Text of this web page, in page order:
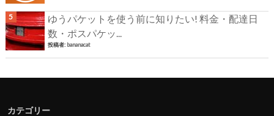
ゆうパケットを使う前に知りたい! 料金・配達日
数・ポスパケッ...
投稿者: bananacat
カテゴリー